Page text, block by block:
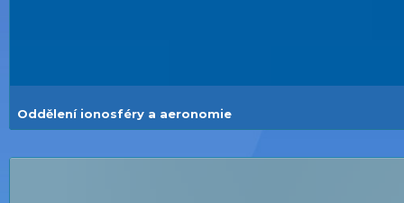
Oddělení ionosféry a aeronomie